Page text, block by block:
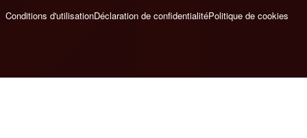
Conditions d'utilisationDéclaration de confidentialitéPolitique de cookies